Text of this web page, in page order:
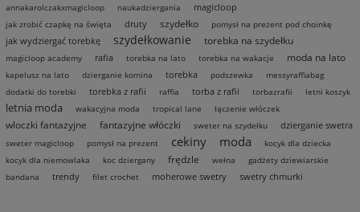
annakarolczakxmagicloop
naukadziergania magicloop
jak zrobić czapkę na święta druty szydełko pomysł na prezent pod choinkę
jak wydziergać torebkę szydełkowanie torebka na szydełku
magicloop academy rafia torebka na lato torebka na wakacje moda na lato
kapelusz na lato dzierganie komina torebka podszewka
messyraffiabag
dodatki do torebki
torebka z rafii raffia torba z rafii torbazrafii letni koszyk
letnia moda wakacyjna moda tropical lane łączenie włóczek
wloczki fantazyjne fantazyjne włóczki sweter na szydełku dzierganie swetra
sweter magicloop pomysł na prezent cekiny moda
kocyk dla dziecka
kocyk dla niemowlaka
koc dziergany frędzle wełna
gadżety dziewiarskie
bandana
trendy filet crochet moherowe swetry swetry chmurki